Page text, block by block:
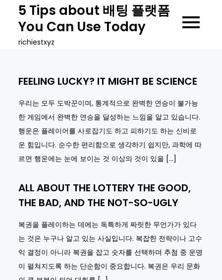
content
5 Tips about 배팅 플랫폼
You Can Use Today
richiestxyz
FEELING LUCKY? IT MIGHT BE SCIENCE
우리는 모두 도박꾼이며, 통계적으로 완벽한 연승이 불가능
한 게임에서 완벽한 연승을 달성하는 느낌을 알고 있습니다.
행운은 플레이어를 사로잡기도 하고 피하기도 하는 신비로
운 힘입니다. 순수한 편리함으로 생각하기 쉽지만, 과학에 따
르면 행운에는 눈에 보이는 것 이상의 것이 있을 […]
ALL ABOUT THE LOTTERY THE GOOD,
THE BAD, AND THE NOT-SO-UGLY
복권을 플레이하는 데에는 독특하게 짜릿한 무언가가 있다
는 것은 누구나 알고 있는 사실입니다. 복잡한 전략이나 고수
익 결정이 아니라 복권을 잡고 숫자를 선택하며 추첨 중 운명
이 펼쳐지도록 하는 단순함이 중요합니다. 복권은 우리 문화